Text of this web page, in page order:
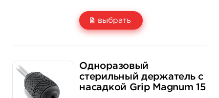
выбрать
Цена
Количество купить купить
Одноразовый
стерильный держатель с
насадкой Grip Magnum 15